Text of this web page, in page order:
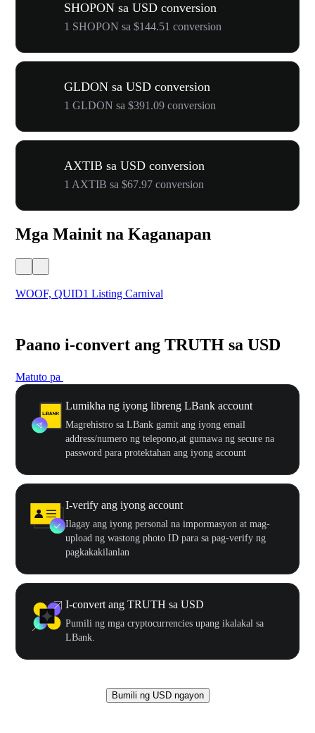
SHOPON sa USD conversion
1 SHOPON sa $144.51 conversion
GLDON sa USD conversion
1 GLDON sa $391.09 conversion
AXTIB sa USD conversion
1 AXTIB sa $67.97 conversion
Mga Mainit na Kaganapan
WOOF, QUID1 Listing Carnival
Paano i-convert ang TRUTH sa USD
Matuto pa
Lumikha ng iyong libreng LBank account
Magrehistro sa LBank gamit ang iyong email
address/numero ng telepono,at gumawa ng secure na
password para protektahan ang iyong account
I-verify ang iyong account
Ilagay ang iyong personal na impormasyon at mag-
upload ng wastong photo ID para sa pag-verify ng
pagkakakilanlan
I-convert ang TRUTH sa USD
Pumili ng mga cryptocurrencies upang ikalakal sa
LBank.
Bumili ng USD ngayon